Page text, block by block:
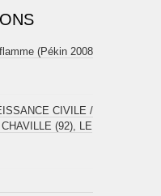
(Pékin 2008
CIVILE /
(92), LE